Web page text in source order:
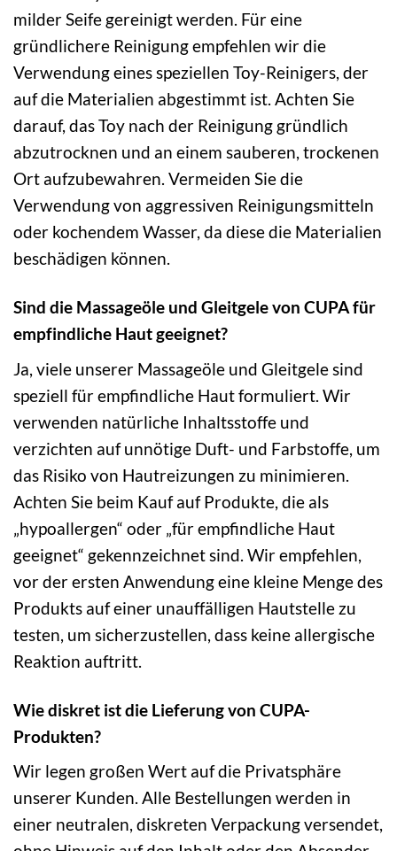
milder Seife gereinigt werden. Für eine
gründlichere Reinigung empfehlen wir die
Verwendung eines speziellen Toy-Reinigers, der
auf die Materialien abgestimmt ist. Achten Sie
darauf, das Toy nach der Reinigung gründlich
abzutrocknen und an einem sauberen, trockenen
Ort aufzubewahren. Vermeiden Sie die
Verwendung von aggressiven Reinigungsmitteln
oder kochendem Wasser, da diese die Materialien
beschädigen können.
Sind die Massageöle und Gleitgele von CUPA für
empfindliche Haut geeignet?
Ja, viele unserer Massageöle und Gleitgele sind
speziell für empfindliche Haut formuliert. Wir
verwenden natürliche Inhaltsstoffe und
verzichten auf unnötige Duft- und Farbstoffe, um
das Risiko von Hautreizungen zu minimieren.
Achten Sie beim Kauf auf Produkte, die als
„hypoallergen“ oder „für empfindliche Haut
geeignet“ gekennzeichnet sind. Wir empfehlen,
vor der ersten Anwendung eine kleine Menge des
Produkts auf einer unauffälligen Hautstelle zu
testen, um sicherzustellen, dass keine allergische
Reaktion auftritt.
Wie diskret ist die Lieferung von CUPA-
Produkten?
Wir legen großen Wert auf die Privatsphäre
unserer Kunden. Alle Bestellungen werden in
einer neutralen, diskreten Verpackung versendet,